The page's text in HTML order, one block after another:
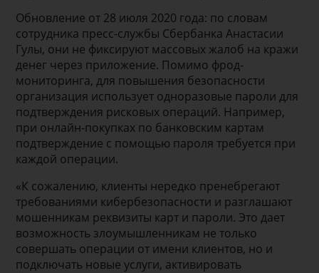
Обновление от 28 июля 2020 года: по словам
сотрудника пресс-службы Сбербанка Анастасии
Гулы, они не фиксируют массовых жалоб на кражи
денег через приложение. Помимо фрод-
мониторинга, для повышения безопасности
организация использует одноразовые пароли для
подтверждения рисковых операций. Например,
при онлайн-покупках по банковским картам
подтверждение с помощью пароля требуется при
каждой операции.
«К сожалению, клиенты нередко пренебрегают
требованиями кибербезопасности и разглашают
мошенникам реквизиты карт и пароли. Это дает
возможность злоумышленникам не только
совершать операции от имени клиентов, но и
подключать новые услуги, активировать